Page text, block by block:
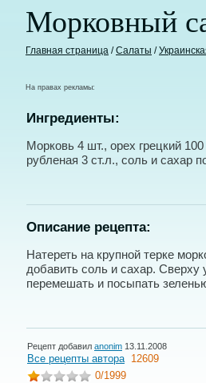
Морковный
Главная страница /Салаты /
На правах рекламы:
Ингредиенты:
Морковь 4 шт., орех грецкий
рубленая 3 ст.л., соль и сахар
Описание рецепта:
Натереть на крупной терке
добавить соль и сахар. Сверху
перемешать и посыпать
Рецепт добавил anonim 13.11.2008
Все рецепты автора 12609
0/1999